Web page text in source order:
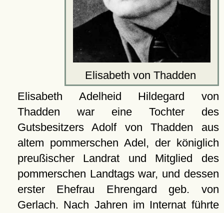
Elisabeth von Thadden
Elisabeth Adelheid Hildegard von
Thadden war eine Tochter des
Gutsbesitzers Adolf von Thadden aus
altem pommerschen Adel, der königlich
preußischer Landrat und Mitglied des
pommerschen Landtags war, und dessen
erster Ehefrau Ehrengard geb. von
Gerlach. Nach Jahren im Internat führte